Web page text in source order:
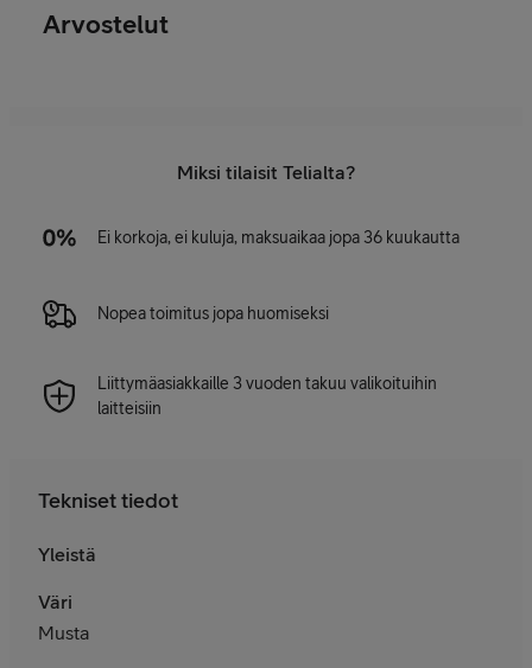
Arvostelut
Miksi tilaisit Telialta?
Ei korkoja, ei kuluja, maksuaikaa jopa 36 kuukautta
Nopea toimitus jopa huomiseksi
Liittymäasiakkaille 3 vuoden takuu valikoituihin
laitteisiin
Tekniset tiedot
Yleistä
Väri
Musta